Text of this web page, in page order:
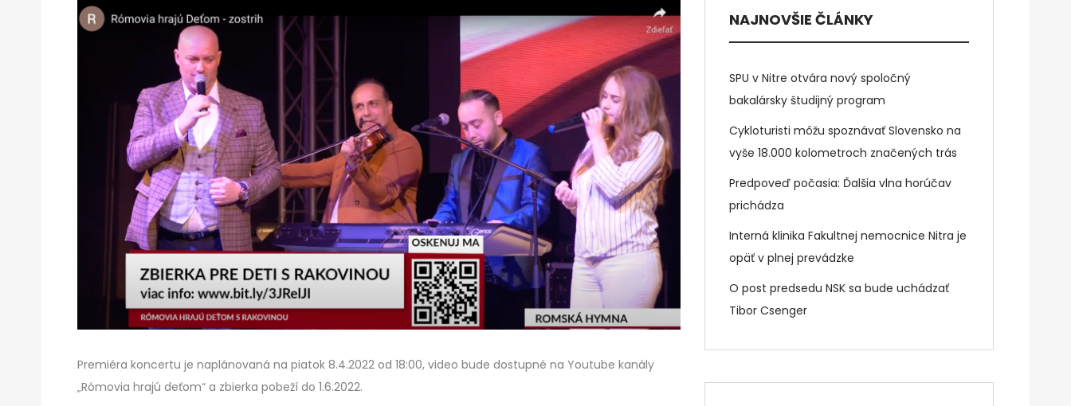
Premiéra koncertu je naplánovaná na piatok 8.4.2022 od 18:00, video bude dostupné na Youtube kanály
„Rómovia hrajú deťom“ a zbierka pobeží do 1.6.2022.
NAJNOVŠIE ČLÁNKY
SPU v Nitre otvára nový spoločný
bakalársky študijný program
Cykloturisti môžu spoznávať Slovensko na
vyše 18.000 kolometroch značených trás
Predpoveď počasia: Ďalšia vlna horúčav
prichádza
Interná klinika Fakultnej nemocnice Nitra je
opäť v plnej prevádzke
O post predsedu NSK sa bude uchádzať
Tibor Csenger